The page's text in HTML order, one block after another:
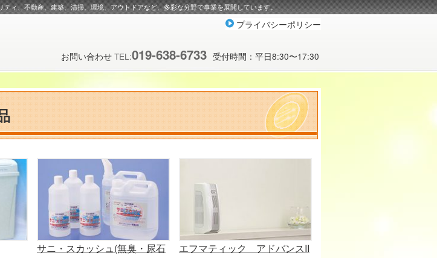
ィ、不動産、建築、清掃、環境、アウトドアなど、多彩な分野で事業を展開しています。
プライバシーポリシー
お問い合わせ TEL:019-638-6733 受付時間：平日8:30〜17:30
サニ・スカッシュ(無臭・尿石
エフマティック アドバンスII